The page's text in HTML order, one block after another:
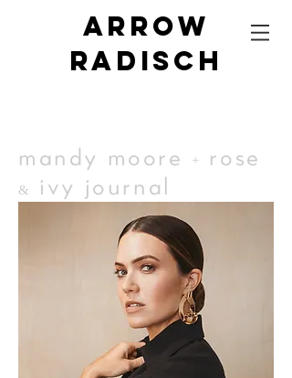
Arrow
radisch
mandy moore + rose
& ivy journal